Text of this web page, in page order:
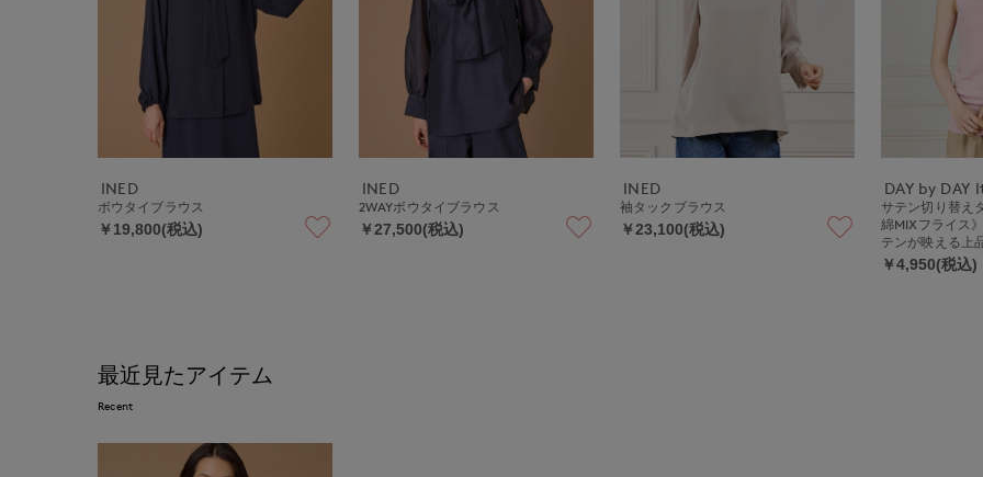
INED
ボウタイブラウス
￥19,800(税込)
INED
2WAYボウタイブラウス
￥27,500(税込)
INED
袖タックブラウス
￥23,100(税込)
DAY by
サテン切り替え
綿MIXフライス
テンが映える上
￥4,950(税込)
最近見たアイテム
Recent